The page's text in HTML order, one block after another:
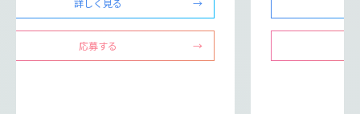
詳しく見る
応募する